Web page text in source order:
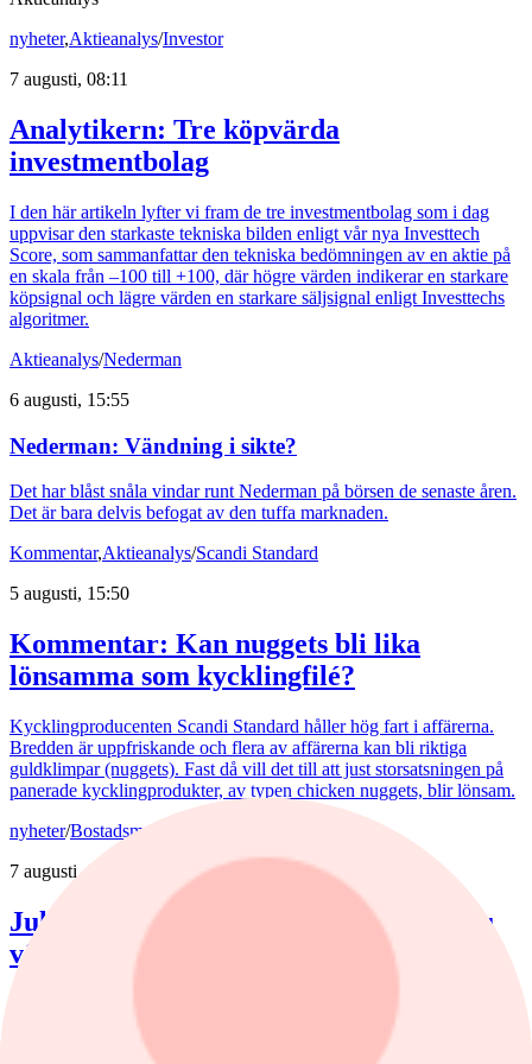
nyheter,Aktieanalys/Investor
7 augusti, 08:11
Analytikern: Tre köpvärda
investmentbolag
I den här artikeln lyfter vi fram de tre investmentbolag som i dag
uppvisar den starkaste tekniska bilden enligt vår nya Investtech
Score, som sammanfattar den tekniska bedömningen av en aktie på
en skala från –100 till +100, där högre värden indikerar en starkare
köpsignal och lägre värden en starkare säljsignal enligt Investtechs
algoritmer.
Aktieanalys/Nederman
6 augusti, 15:55
Nederman: Vändning i sikte?
Det har blåst snåla vindar runt Nederman på börsen de senaste åren.
Det är bara delvis befogat av den tuffa marknaden.
Kommentar,Aktieanalys/Scandi Standard
5 augusti, 15:50
Kommentar: Kan nuggets bli lika
lönsamma som kycklingfilé?
Kycklingproducenten Scandi Standard håller hög fart i affärerna.
Bredden är uppfriskande och flera av affärerna kan bli riktiga
guldklimpar (nuggets). Fast då vill det till att just storsatsningen på
panerade kycklingprodukter, av typen chicken nuggets, blir lönsam.
nyheter/Bostadsmarknad
7 augusti, 07:15
Juli bjöd på billigare bostadsrätter – nu
väntar en aktiv marknad
Fritidshusmarknaden bjöd samtidigt på månadens tredbrott. "En
glädjande signal", menar Liza Nyberg, tf VD för Svensk